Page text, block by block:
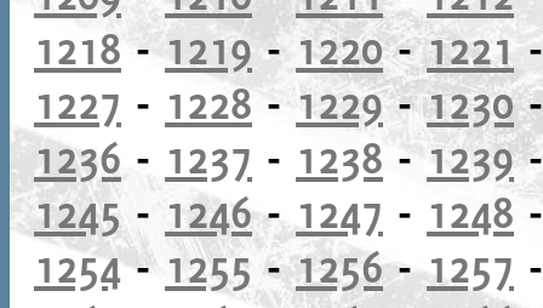
1218-1219- 1220-1221
1227 - 1228-1229-1230
1236 - 1237 - 1238 -1239
1245- 1246- 1247 - 1248
1254- 1255-1256-1257